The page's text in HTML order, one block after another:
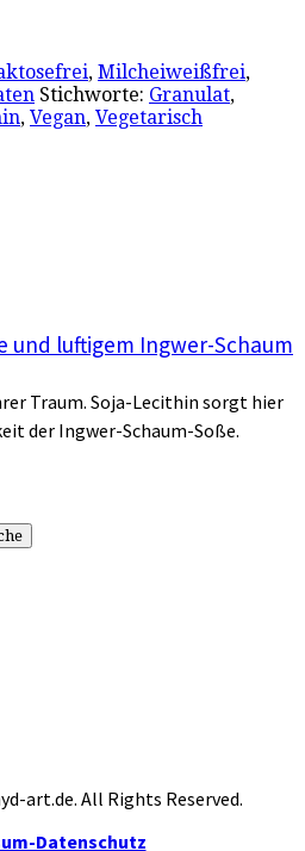
, Milcheiweißfrei,
Stichworte: Granulat,
, Vegan, Vegetarisch
und luftigem Ingwer-Schaum
Traum. Soja-Lecithin sorgt hier
der Ingwer-Schaum-Soße.
art.de. All Rights Reserved.
Datenschutz